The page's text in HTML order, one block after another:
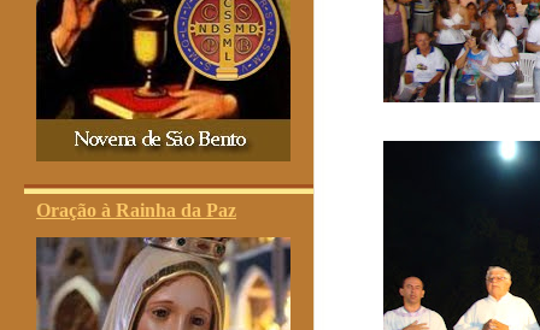
Oração à Rainha da Paz